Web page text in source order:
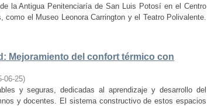
la Antigua Penitenciaría de San Luis Potosí en el Centro
el Museo Leonora Carrington y el Teatro Polivalente.
Mejoramiento del confort térmico con
06-25)
y seguras, dedicadas al aprendizaje y desarrollo del
y docentes. El sistema constructivo de estos espacios